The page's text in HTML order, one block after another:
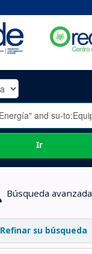
Ir
Búsqueda avanzada
Refinar su búsqueda